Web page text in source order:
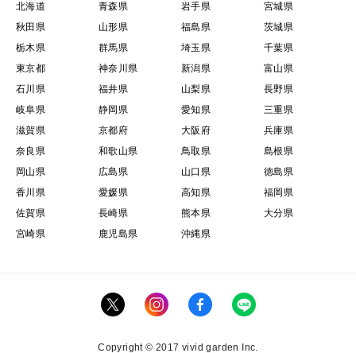
北海道 青森県 岩手県
宮城県
秋田県
山形県 福島県
茨城県
栃木県
群馬県 埼玉県
千葉県
東京都
神奈川県 新潟県
富山県
石川県
福井県 山梨県
長野県
岐阜県
静岡県 愛知県
三重県
滋賀県
京都府 大阪府
兵庫県
奈良県
和歌山県 鳥取県
島根県
岡山県
広島県 山口県
徳島県
香川県
愛媛県 高知県
福岡県
佐賀県
長崎県 熊本県
大分県
宮崎県
鹿児島県 沖縄県
Copyright © 2017 vivid garden Inc.